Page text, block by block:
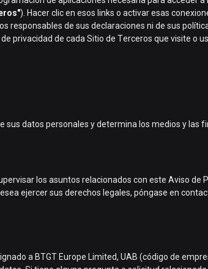
). Hacer clic en esos links o activar esas
responsables de sus declaraciones ni de sus
privacidad de cada Sitio de Terceros que visite o
sus datos personales y determina los medios y
los asuntos relacionados con este Aviso de
ejercer sus derechos legales, póngase en
a BTGT Europe Limited, UAB (código de